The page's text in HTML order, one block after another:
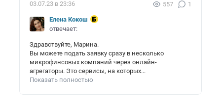
03.07.23 в 23:36 557 1
Елена Кокош
отвечает:
Здравствуйте, Марина.
Вы можете подать заявку сразу в несколько
микрофинсовых компаний через онлайн-
агрегаторы. Это сервисы, на которых...
Показать полностью